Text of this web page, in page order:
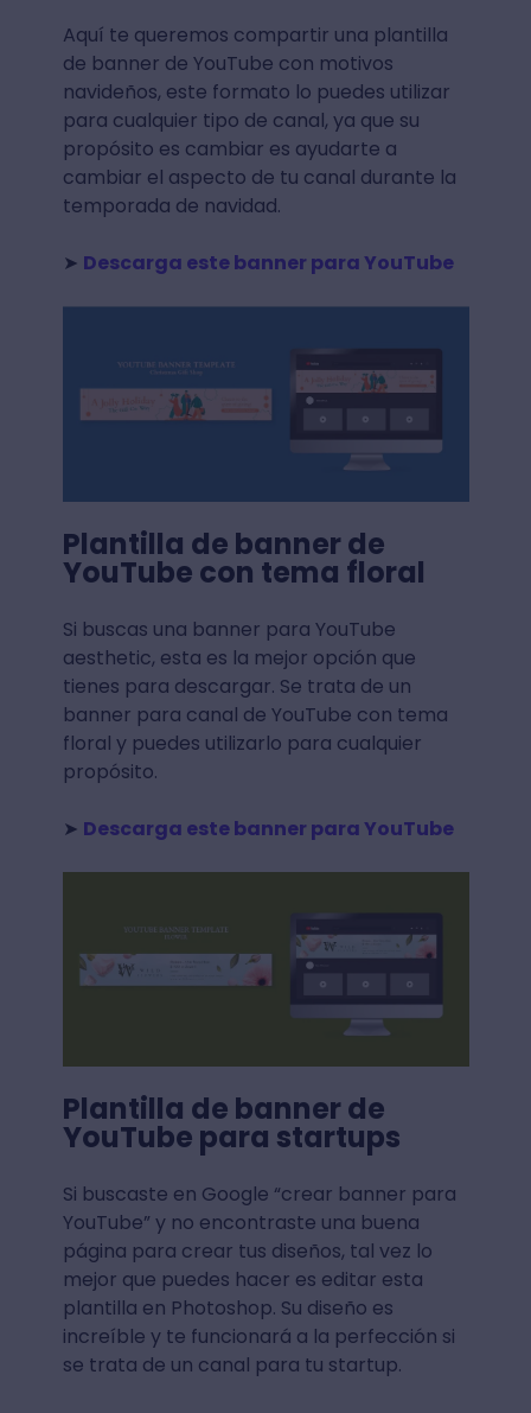
Aquí te queremos compartir una plantilla
de banner de YouTube con motivos
navideños, este formato lo puedes utilizar
para cualquier tipo de canal, ya que su
propósito es cambiar es ayudarte a
cambiar el aspecto de tu canal durante la
temporada de navidad.
➤ Descarga este banner para YouTube
Plantilla de banner de
YouTube con tema floral
Si buscas una banner para YouTube
aesthetic, esta es la mejor opción que
tienes para descargar. Se trata de un
banner para canal de YouTube con tema
floral y puedes utilizarlo para cualquier
propósito.
➤ Descarga este banner para YouTube
Plantilla de banner de
YouTube para startups
Si buscaste en Google “crear banner para
YouTube” y no encontraste una buena
página para crear tus diseños, tal vez lo
mejor que puedes hacer es editar esta
plantilla en Photoshop. Su diseño es
increíble y te funcionará a la perfección si
se trata de un canal para tu startup.